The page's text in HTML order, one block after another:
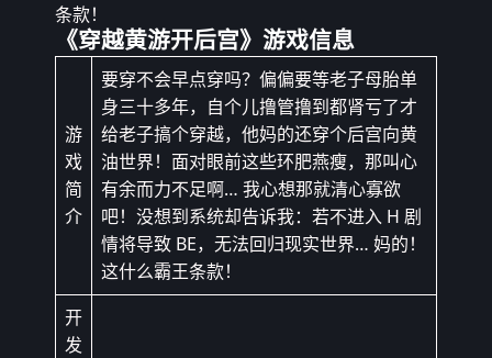
条款！
《穿越黄游开后宫》游戏信息
游
戏
简
介
要穿不会早点穿吗？偏偏要等老子母胎单
身三十多年，自个儿撸管撸到都肾亏了才
给老子搞个穿越，他妈的还穿个后宫向黄
油世界！面对眼前这些环肥燕瘦，那叫心
有余而力不足啊… 我心想那就清心寡欲
吧！没想到系统却告诉我：若不进入 H 剧
情将导致 BE，无法回归现实世界… 妈的！
这什么霸王条款！
开
发